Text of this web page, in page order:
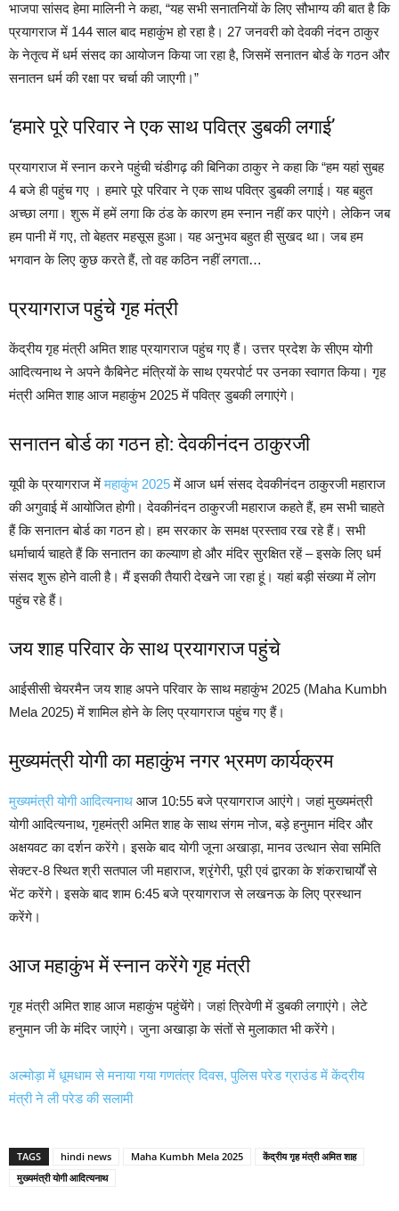
भाजपा सांसद हेमा मालिनी ने कहा, “यह सभी सनातनियों के लिए सौभाग्य की बात है कि
प्रयागराज में 144 साल बाद महाकुंभ हो रहा है। 27 जनवरी को देवकी नंदन ठाकुर
के नेतृत्व में धर्म संसद का आयोजन किया जा रहा है, जिसमें सनातन बोर्ड के गठन और
सनातन धर्म की रक्षा पर चर्चा की जाएगी।”
‘हमारे पूरे परिवार ने एक साथ पवित्र डुबकी लगाई’
प्रयागराज में स्नान करने पहुंची चंडीगढ़ की बिनिका ठाकुर ने कहा कि “हम यहां सुबह
4 बजे ही पहुंच गए । हमारे पूरे परिवार ने एक साथ पवित्र डुबकी लगाई। यह बहुत
अच्छा लगा। शुरू में हमें लगा कि ठंड के कारण हम स्नान नहीं कर पाएंगे। लेकिन जब
हम पानी में गए, तो बेहतर महसूस हुआ। यह अनुभव बहुत ही सुखद था। जब हम
भगवान के लिए कुछ करते हैं, तो वह कठिन नहीं लगता…
प्रयागराज पहुंचे गृह मंत्री
केंद्रीय गृह मंत्री अमित शाह प्रयागराज पहुंच गए हैं। उत्तर प्रदेश के सीएम योगी
आदित्यनाथ ने अपने कैबिनेट मंत्रियों के साथ एयरपोर्ट पर उनका स्वागत किया। गृह
मंत्री अमित शाह आज महाकुंभ 2025 में पवित्र डुबकी लगाएंगे।
सनातन बोर्ड का गठन हो: देवकीनंदन ठाकुरजी
यूपी के प्रयागराज मेंमहाकुंभ 2025में आज धर्म संसद देवकीनंदन ठाकुरजी महाराज
की अगुवाई में आयोजित होगी। देवकीनंदन ठाकुरजी महाराज कहते हैं, हम सभी चाहते
हैं कि सनातन बोर्ड का गठन हो। हम सरकार के समक्ष प्रस्ताव रख रहे हैं। सभी
धर्माचार्य चाहते हैं कि सनातन का कल्याण हो और मंदिर सुरक्षित रहें – इसके लिए धर्म
संसद शुरू होने वाली है। मैं इसकी तैयारी देखने जा रहा हूं। यहां बड़ी संख्या में लोग
पहुंच रहे हैं।
जय शाह परिवार के साथ प्रयागराज पहुंचे
आईसीसी चेयरमैन जय शाह अपने परिवार के साथ महाकुंभ 2025 (Maha Kumbh
Mela 2025) में शामिल होने के लिए प्रयागराज पहुंच गए हैं।
मुख्यमंत्री योगी का महाकुंभ नगर भ्रमण कार्यक्रम
मुख्यमंत्री योगी आदित्यनाथ आज 10:55 बजे प्रयागराज आएंगे। जहां मुख्यमंत्री
योगी आदित्यनाथ, गृहमंत्री अमित शाह के साथ संगम नोज, बड़े हनुमान मंदिर और
अक्षयवट का दर्शन करेंगे। इसके बाद योगी जूना अखाड़ा, मानव उत्थान सेवा समिति
सेक्टर-8 स्थित श्री सतपाल जी महाराज, श्रृंगेरी, पूरी एवं द्वारका के शंकराचार्यों से
भेंट करेंगे। इसके बाद शाम 6:45 बजे प्रयागराज से लखनऊ के लिए प्रस्थान
करेंगे।
आज महाकुंभ में स्नान करेंगे गृह मंत्री
गृह मंत्री अमित शाह आज महाकुंभ पहुंचेंगे। जहां त्रिवेणी में डुबकी लगाएंगे। लेटे
हनुमान जी के मंदिर जाएंगे। जुना अखाड़ा के संतों से मुलाकात भी करेंगे।
अल्मोड़ा में धूमधाम से मनाया गया गणतंत्र दिवस, पुलिस परेड ग्राउंड में केंद्रीय
मंत्री ने ली परेड की सलामी
TAGS hindi news Maha Kumbh Mela 2025
केंद्रीय गृह मंत्री अमित शाह
मुख्यमंत्री योगी आदित्यनाथ